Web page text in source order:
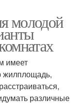
молодой
имеет
жилплощадь,
различные